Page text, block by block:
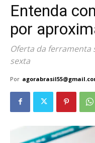
Entenda
por
Oferta da
sexta
Por